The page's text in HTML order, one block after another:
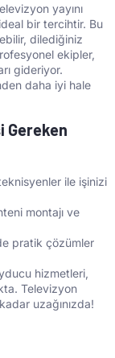
yayını
bir tercihtir. Bu
dilediğiniz
ekipler,
gideriyor.
daha iyi hale
Gereken
ile işinizi
montajı ve
pratik çözümler
hizmetleri,
Televizyon
uzağınızda!